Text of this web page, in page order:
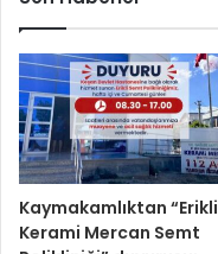
Kaymakamlıktan “Erikli
Kerami Mercan Semt